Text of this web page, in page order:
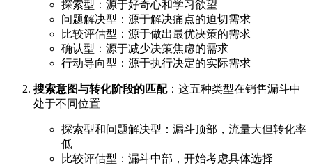
探索型：源于好奇心和学习欲望
问题解决型：源于解决痛点的迫切需求
比较评估型：源于做出最优决策的需求
确认型：源于减少决策焦虑的需求
行动导向型：源于执行决定的实际需求
搜索意图与转化阶段的匹配：这五种类型在销售漏斗中
处于不同位置
探索型和问题解决型：漏斗顶部，流量大但转化率
低
比较评估型：漏斗中部，开始考虑具体选择